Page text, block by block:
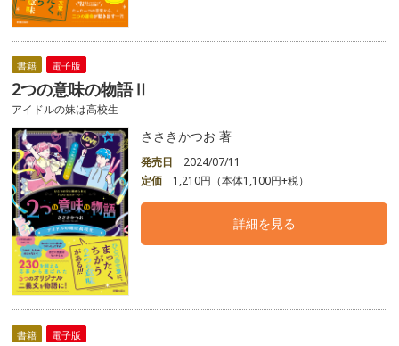
書籍 電子版
2つの意味の物語Ⅱ
アイドルの妹は高校生
ささきかつお 著
発売日
2024/07/11
定価
1,210円（本体1,100円+税）
詳細を見る
書籍 電子版